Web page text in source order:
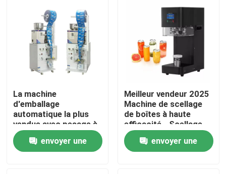
À la maison
Produits
La machine
d'emballage
automatique la plus
vendue avec pesage à
imprimante et
étancheur pour sucre,
thé, céréales
envoyer une
Meilleur vendeur 2025
Machine de scellage
de boîtes à haute
efficacité - Scellage
automatique en
plastique/étain pour le
thé à bulles, les jus et
envoyer une